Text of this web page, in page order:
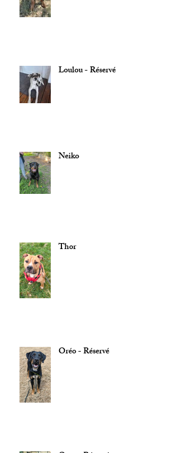
Loulou - Réservé
Neiko
Thor
Oréo - Réservé